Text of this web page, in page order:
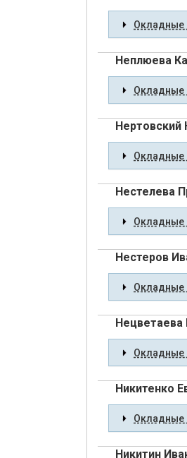
Окладные
Неплюева
Окладные
Нертовский
Окладные
Нестелева
Окладные
Нестеров
Окладные
Окладные
Никитенко
Окладные
Никитин